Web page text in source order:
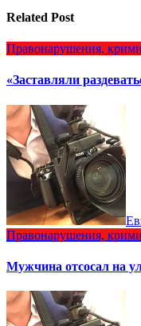
Related Post
Правонарушения,
«Заставляли
Правонарушения,
Мужчина отсосал на